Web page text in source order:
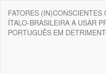
aos
Detalhes
FATORES
ÍTALO-BRASILEIRA A USAR
PORTUGUÊS EM